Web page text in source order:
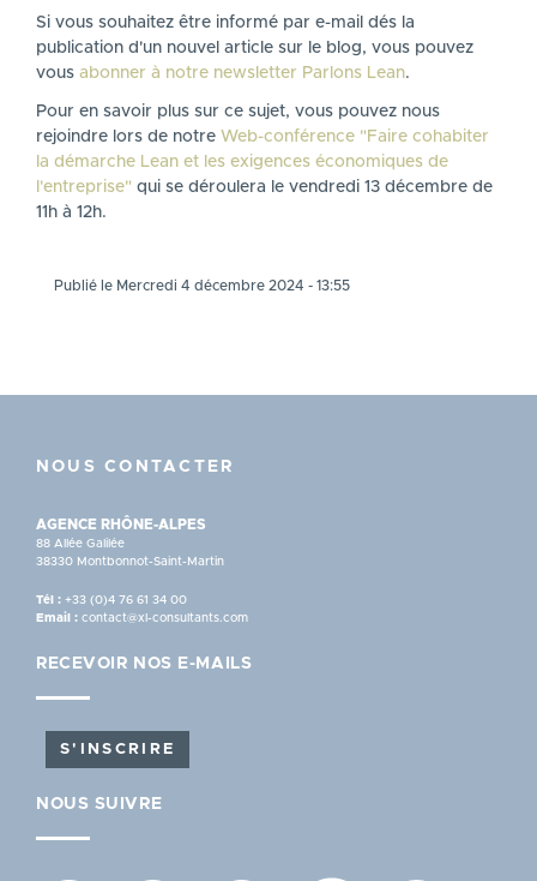
Si vous souhaitez être informé par e-mail dés la
publication d'un nouvel article sur le blog, vous pouvez
vous abonner à notre newsletter Parlons Lean.
Pour en savoir plus sur ce sujet, vous pouvez nous
rejoindre lors de notre Web-conférence "Faire cohabiter
la démarche Lean et les exigences économiques de
l'entreprise" qui se déroulera le vendredi 13 décembre de
11h à 12h.
Publié le Mercredi 4 décembre 2024 - 13:55
NOUS CONTACTER
AGENCE RHÔNE-ALPES
88 Allée Galilée
38330 Montbonnot-Saint-Martin
Tél : +33 (0)4 76 61 34 00
Email : contact@xl-consultants.com
RECEVOIR NOS E-MAILS
S'INSCRIRE
NOUS SUIVRE